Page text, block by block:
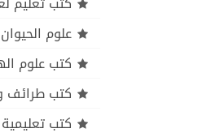
علوم الحيوان
كتب علوم
كتب طرائف
كتب تعليمية